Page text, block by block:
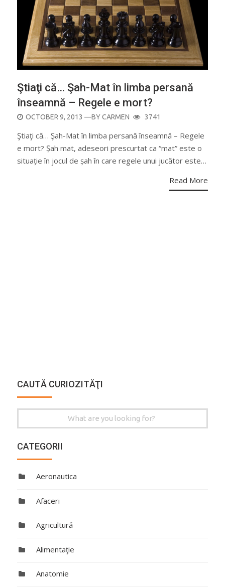
Ştiaţi că… Şah-Mat în limba persană
înseamnă – Regele e mort?
POSTED
OCTOBER 9, 2013 —BYCARMEN 3741
Ştiaţi că… Şah-Mat în limba persană înseamnă – Regele
e mort? Șah mat, adeseori prescurtat ca “mat” este o
situație în jocul de șah în care regele unui jucător este…
Read More
CAUTĂ CURIOZITĂŢI
Search
CATEGORII
Aeronautica
Afaceri
Agricultură
Alimentaţie
Anatomie